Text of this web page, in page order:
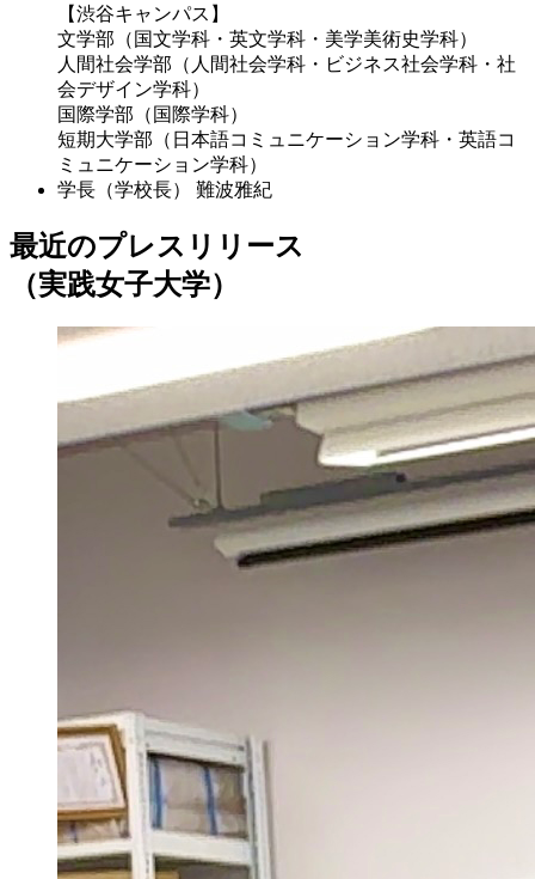
【渋谷キャンパス】
文学部（国文学科・英文学科・美学美術史学科）
人間社会学部（人間社会学科・ビジネス社会学科・社
会デザイン学科）
国際学部（国際学科）
短期大学部（日本語コミュニケーション学科・英語コ
ミュニケーション学科）
学長（学校長）
難波雅紀
最近のプレスリリース
（実践女子大学）